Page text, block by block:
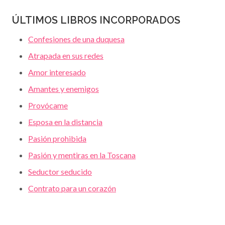
ÚLTIMOS LIBROS INCORPORADOS
Confesiones de una duquesa
Atrapada en sus redes
Amor interesado
Amantes y enemigos
Provócame
Esposa en la distancia
Pasión prohibida
Pasión y mentiras en la Toscana
Seductor seducido
Contrato para un corazón